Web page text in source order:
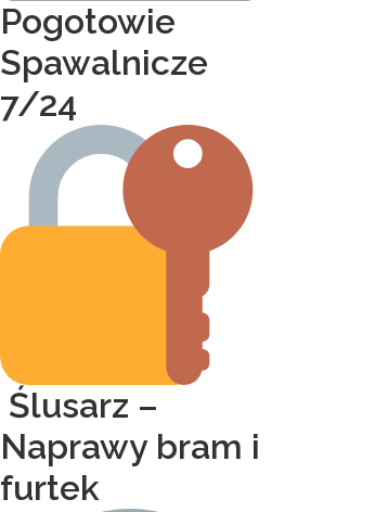
Pogotowie
Spawalnicze
7/24
Ślusarz –
Naprawy bram i
furtek